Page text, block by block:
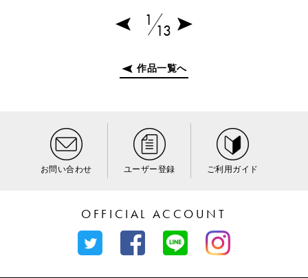
1
13
作品一覧へ
お問い合わせ ユーザー登録 ご利用ガイド
OFFICIAL ACCOUNT